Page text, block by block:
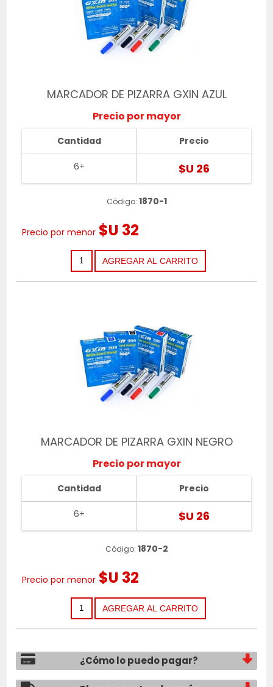
MARCADOR DE PIZARRA GXIN AZUL
Precio por mayor
Cantidad
6+
Precio
$U 26
Código: 1870-1
Precio por menor $U 32
MARCADOR DE PIZARRA GXIN NEGRO
Precio por mayor
Cantidad
6+
Precio
$U 26
Código: 1870-2
Precio por menor $U 32
¿Cómo lo puedo pagar?